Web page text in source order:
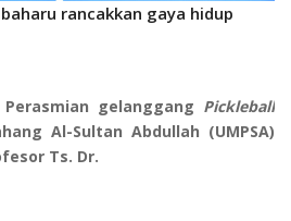
rancakkan gaya hidup
Perasmian gelanggang Pickleball
Al-Sultan Abdullah (UMPSA)
Ts. Dr.